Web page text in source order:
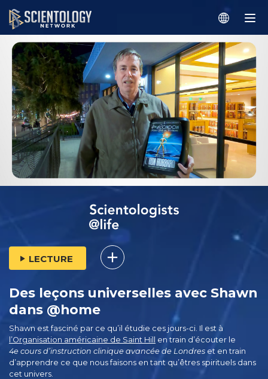
LECTURE
Des leçons universelles avec Shawn
dans @home
Shawn est fasciné par ce qu’il étudie ces jours-ci. Il est à
l’Organisation américaine de Saint Hill en train d’écouter le
4e cours d’instruction clinique avancée de Londres et en train
d’apprendre ce que nous faisons en tant qu’êtres spirituels dans
cet univers.